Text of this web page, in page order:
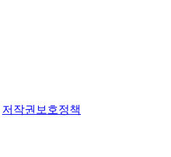
저작권보호정책